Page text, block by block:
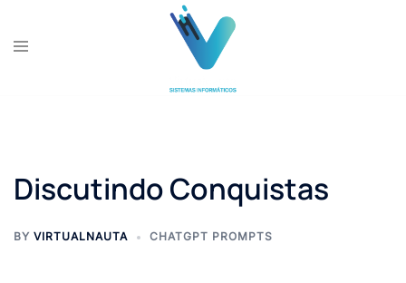
Discutindo Conquistas
BY VIRTUALNAUTA CHATGPT PROMPTS